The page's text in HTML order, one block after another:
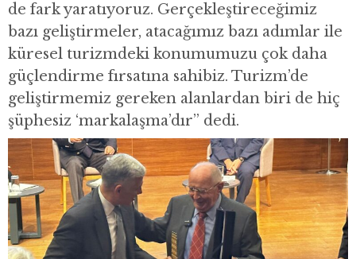
de fark yaratıyoruz. Gerçekleştireceğimiz
bazı geliştirmeler, atacağımız bazı adımlar ile
küresel turizmdeki konumumuzu çok daha
güçlendirme fırsatına sahibiz. Turizm’de
geliştirmemiz gereken alanlardan biri de hiç
şüphesiz ‘markalaşma’dır” dedi.